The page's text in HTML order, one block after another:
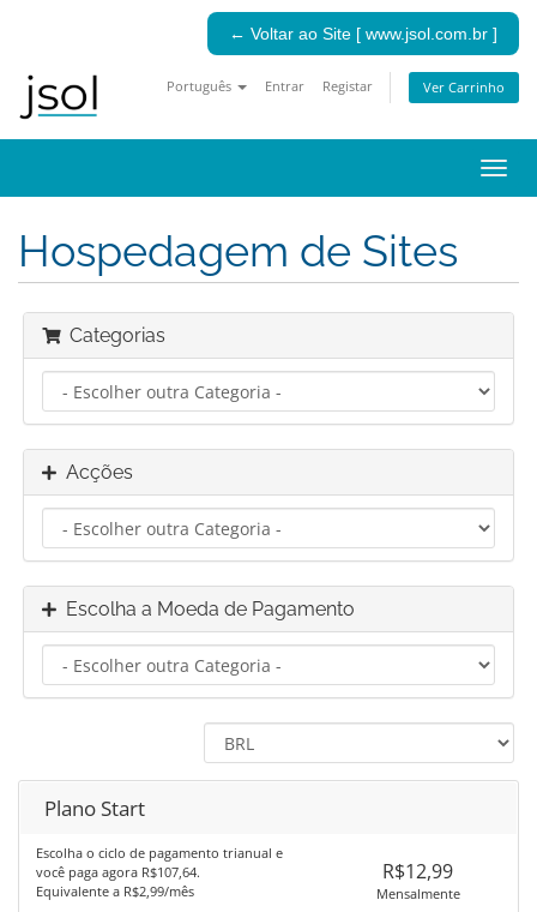
← Voltar ao Site [ www.jsol.com.br ]
Português Entrar Registar Ver Carrinho
Hospedagem de Sites
Categorias
Acções
Escolha a Moeda de Pagamento
Plano Start
Escolha o ciclo de pagamento trianual e
você paga agora R$107,64.
Equivalente a R$2,99/mês
R$12,99
Mensalmente